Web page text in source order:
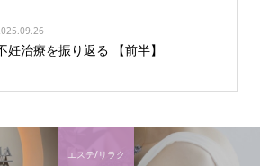
妊治療を振り返る 【前半】
エステ/リラク